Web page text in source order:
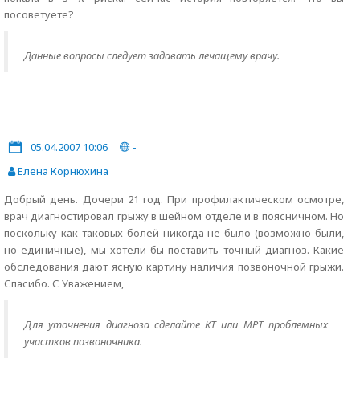
посоветуете?
Данные вопросы следует задавать лечащему врачу.
05.04.2007 10:06
-
Елена Корнюхина
Добрый день. Дочери 21 год. При профилактическом осмотре,
врач диагностировал грыжу в шейном отделе и в поясничном. Но
поскольку как таковых болей никогда не было (возможно были,
но единичные), мы хотели бы поставить точный диагноз. Какие
обследования дают ясную картину наличия позвоночной грыжи.
Спасибо. С Уважением,
Для уточнения диагноза сделайте КТ или МРТ проблемных
участков позвоночника.